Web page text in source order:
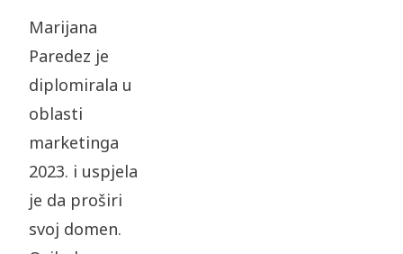
Marijana
Paredez je
diplomirala u
oblasti
marketinga
2023. i uspjela
je da proširi
svoj domen.